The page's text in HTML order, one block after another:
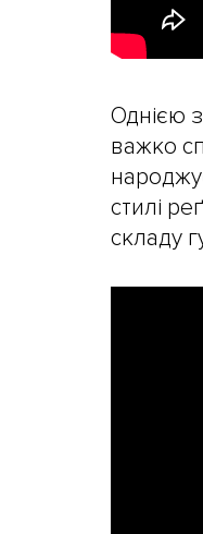
Однією
важко
стилі
складу